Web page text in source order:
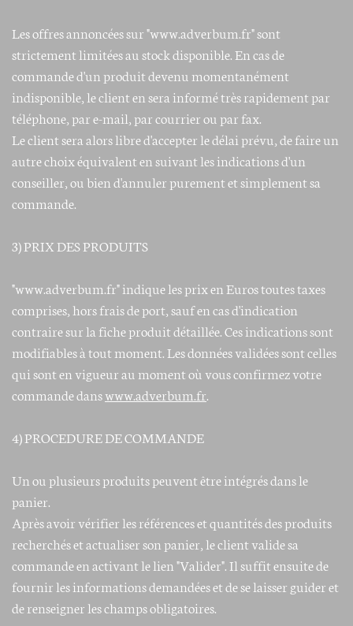
Les offres annoncées sur "www.adverbum.fr" sont
strictement limitées au stock disponible. En cas de
commande d'un produit devenu momentanément
indisponible, le client en sera informé très rapidement par
téléphone, par e-mail, par courrier ou par fax.
Le client sera alors libre d'accepter le délai prévu, de faire un
autre choix équivalent en suivant les indications d'un
conseiller, ou bien d'annuler purement et simplement sa
commande.
3) PRIX DES PRODUITS
"www.adverbum.fr" indique les prix en Euros toutes taxes
comprises, hors frais de port, sauf en cas d'indication
contraire sur la fiche produit détaillée. Ces indications sont
modifiables à tout moment. Les données validées sont celles
qui sont en vigueur au moment où vous confirmez votre
commande danswww.adverbum.fr
4) PROCEDURE DE COMMANDE
Un ou plusieurs produits peuvent être intégrés dans le
panier.
Après avoir vérifier les références et quantités des produits
recherchés et actualiser son panier, le client valide sa
commande en activant le lien "Valider". Il suffit ensuite de
fournir les informations demandées et de se laisser guider et
de renseigner les champs obligatoires.